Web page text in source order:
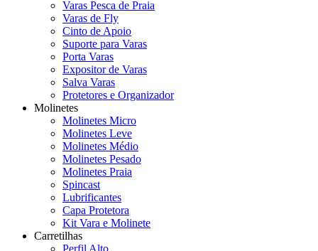
Varas Pesca de Praia
Varas de Fly
Cinto de Apoio
Suporte para Varas
Porta Varas
Expositor de Varas
Salva Varas
Protetores e Organizador
Molinetes
Molinetes Micro
Molinetes Leve
Molinetes Médio
Molinetes Pesado
Molinetes Praia
Spincast
Lubrificantes
Capa Protetora
Kit Vara e Molinete
Carretilhas
Perfil Alto